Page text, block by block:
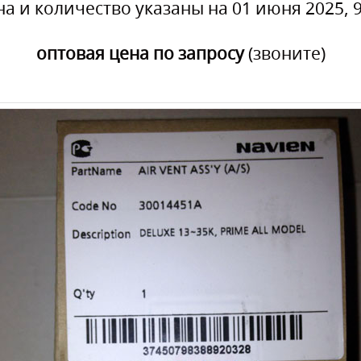
и количество указаны на 01 июня 2025,
оптовая цена по запросу(звоните)